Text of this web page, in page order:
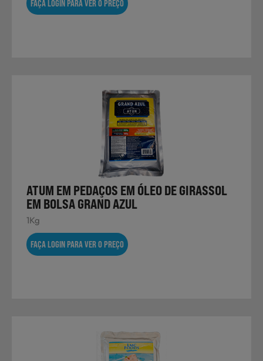
FAÇA LOGIN PARA VER O PREÇO
ATUM EM PEDAÇOS EM ÓLEO DE GIRASSOL
EM BOLSA GRAND AZUL
1Kg
FAÇA LOGIN PARA VER O PREÇO